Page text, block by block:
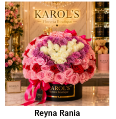
Reyna Rania